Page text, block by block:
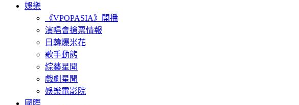
娛樂
《VPOPASIA》開播
演唱會搶票情報
日韓爆米花
歌手動態
綜藝星聞
戲劇星聞
娛樂電影院
國際